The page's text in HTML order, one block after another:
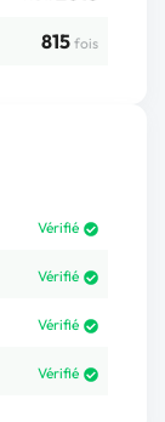
815 fois
Vérifié
Vérifié
Vérifié
Vérifié